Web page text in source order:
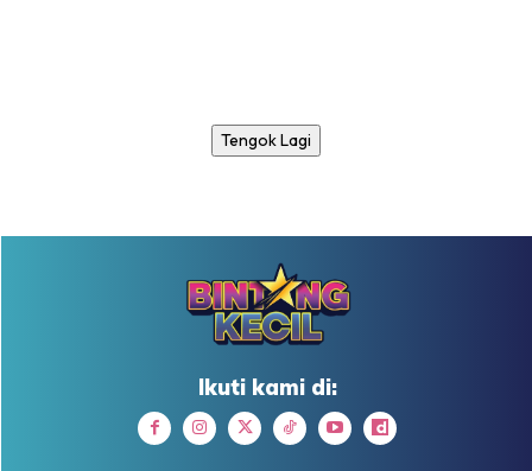
Tengok Lagi
Ikuti kami di: